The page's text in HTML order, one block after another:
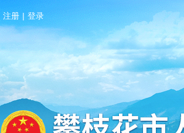
注册 | 登录